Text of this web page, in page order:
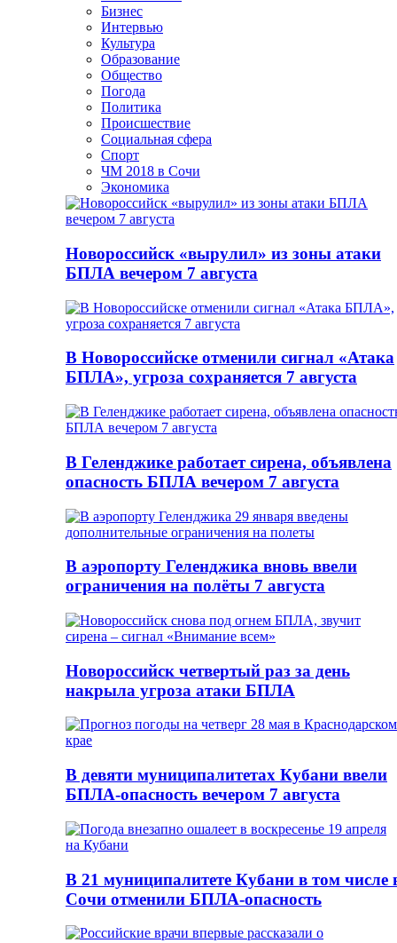
Бизнес
Интервью
Культура
Образование
Общество
Погода
Политика
Происшествие
Социальная сфера
Спорт
ЧМ 2018 в Сочи
Экономика
Новороссийск «вырулил» из зоны атаки
БПЛА вечером 7 августа
В Новороссийске отменили сигнал «Атака
БПЛА», угроза сохраняется 7 августа
В Геленджике работает сирена, объявлена
опасность БПЛА вечером 7 августа
В аэропорту Геленджика вновь ввели
ограничения на полёты 7 августа
Новороссийск четвертый раз за день
накрыла угроза атаки БПЛА
В девяти муниципалитетах Кубани ввели
БПЛА-опасность вечером 7 августа
В 21 муниципалитете Кубани в том числе
Сочи отменили БПЛА-опасность